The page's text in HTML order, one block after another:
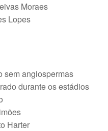
Moraes
Lopes
sem angiospermas
durante os estádios
Harter